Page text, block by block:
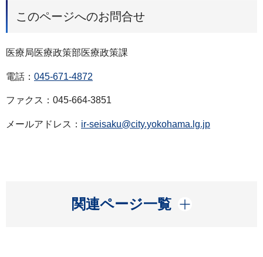
このページへのお問合せ
医療局医療政策部医療政策課
電話： 045-671-4872
ファクス：045-664-3851
メールアドレス： ir-seisaku@city.yokohama.lg.jp
関連ページ一覧
開く